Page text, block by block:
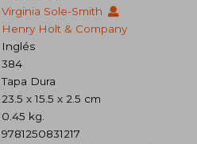
Virginia Sole-Smith
Henry Holt & Company
Inglés
384
Tapa Dura
23.5 x 15.5 x 2.5 cm
0.45 kg.
9781250831217